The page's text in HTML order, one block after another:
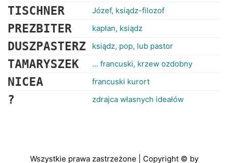
TISCHNER Józef, ksiądz-filozof
PREZBITER kapłan, ksiądz
DUSZPASTERZ ksiądz, pop, lub pastor
TAMARYSZEK ... francuski, krzew ozdobny
NICEA francuski kurort
? zdrajca własnych ideałów
Wszystkie prawa zastrzeżone | Copyright © by